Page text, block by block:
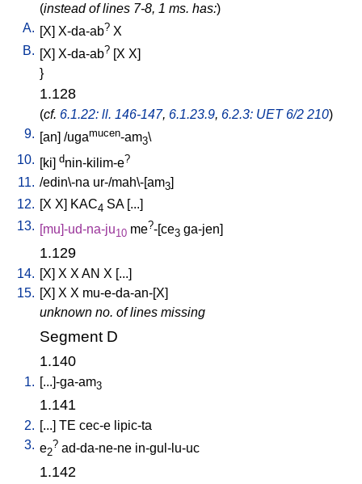
(instead of lines 7-8, 1 ms. has:)
A. [X] X-da-ab? X
B. [X] X-da-ab? [X X]
}
1.128
(cf. 6.1.22: ll. 146-147, 6.1.23.9, 6.2.3: UET 6/2 210)
9. [an] /ugamucen-am3\
10. [ki] dnin-kilim-e?
11. /edin\-na ur-/mah\-[am3]
12. [X X] KAC4 SA[...]
13. [mu]-ud-na-ju10 me?-[ce3 ga-jen]
1.129
14. [X] X X AN X [...]
15. [X] X X mu-e-da-an-[X]
unknown no. of lines missing
Segment D
1.140
1. [...]-ga-am3
1.141
2. [...] TE cec-e lipic-ta
3. e2
? ad-da-ne-ne in-gul-lu-uc
1.142